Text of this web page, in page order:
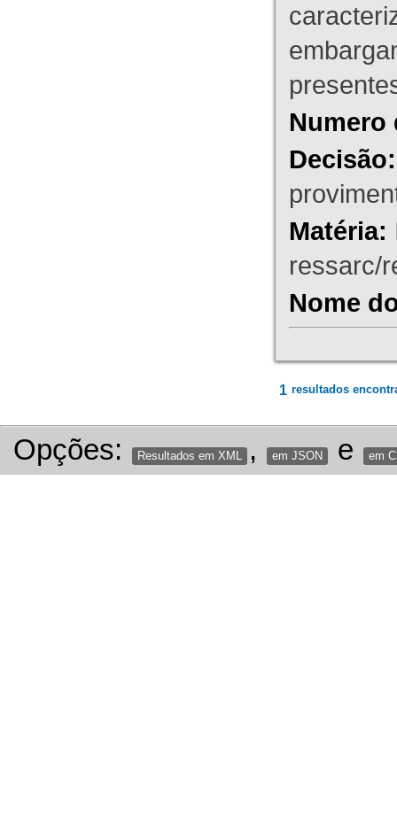
Numero
Decisão:
Matéria:
ressarc/
Nome
1 resultados
Opções: Resultados em XML , em JSON e em